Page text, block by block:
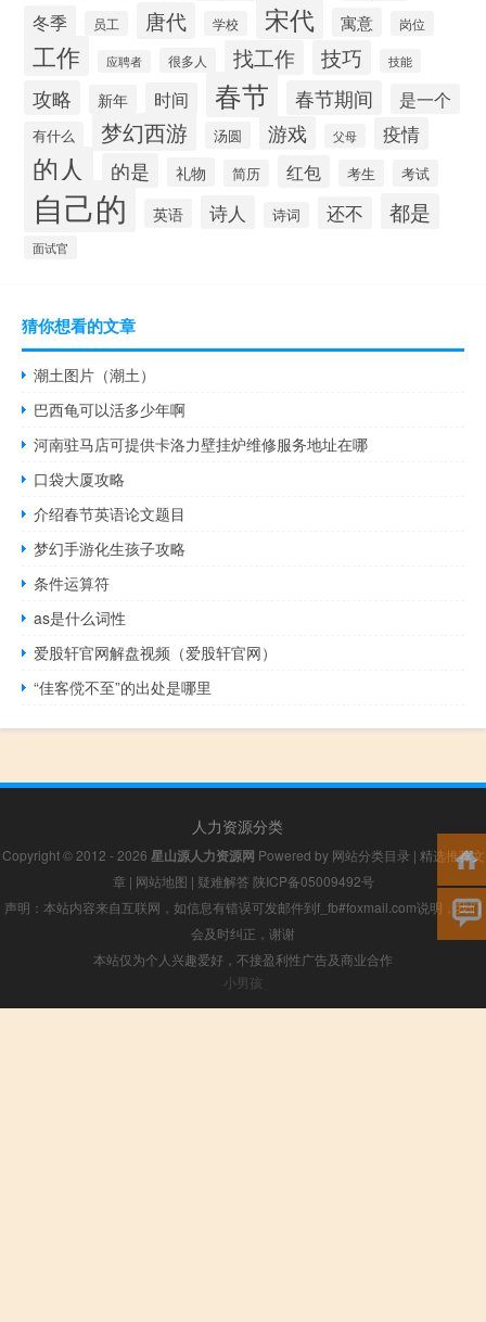
冬季 员工 唐代 学校 宋代 寓意 岗位
工作 应聘者 很多人 找工作 技巧 技能
攻略 新年 时间 春节 春节期间 是一个
有什么 梦幻西游 汤圆 游戏 父母 疫情
的人 的是 礼物 简历 红包 考生 考试
自己的 英语 诗人 诗词 还不 都是
面试官
猜你想看的文章
潮土图片（潮土）
巴西龟可以活多少年啊
河南驻马店可提供卡洛力壁挂炉维修服务地址在哪
口袋大厦攻略
介绍春节英语论文题目
梦幻手游化生孩子攻略
条件运算符
as是什么词性
爱股轩官网解盘视频（爱股轩官网）
“佳客傥不至”的出处是哪里
人力资源分类
Copyright © 2012 - 2026 星山源人力资源网 Powered by 网站分类目录 | 精选推荐文
章 | 网站地图 | 疑难解答 陕ICP备05009492号
声明：本站内容来自互联网，如信息有错误可发邮件到f_fb#foxmail.com说明，我们
会及时纠正，谢谢
本站仅为个人兴趣爱好，不接盈利性广告及商业合作
小男孩